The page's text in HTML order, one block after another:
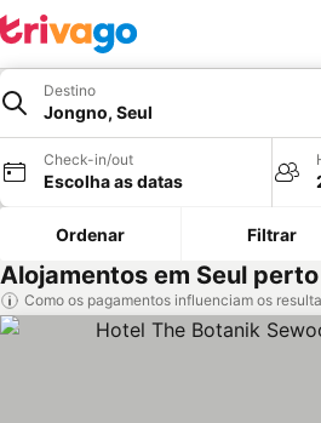
Destino
Jongno, Seul
Check-in/out
Escolha as datas
Ordenar Filtrar
Alojamentos em Seul
Como os pagamentos influenciam os